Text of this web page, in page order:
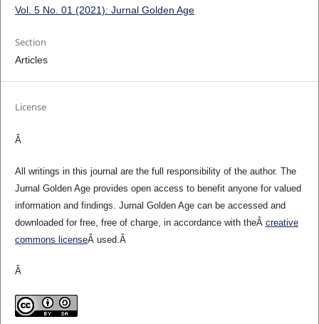
Vol. 5 No. 01 (2021): Jurnal Golden Age
Section
Articles
License
Â
All writings in this journal are the full responsibility of the author. The
Jurnal Golden Age provides open access to benefit anyone for valued
information and findings. Jurnal Golden Age can be accessed and
downloaded for free, free of charge, in accordance with theÂ creative
commons licenseÂ used.Â
Â